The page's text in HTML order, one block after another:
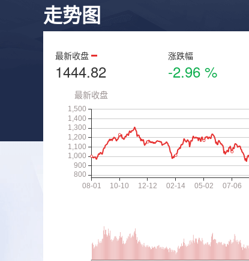
走势图
最新收盘
1444.82
涨跌幅
-2.96 %